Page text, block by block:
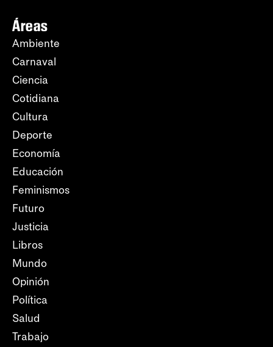
Áreas
Ambiente
Carnaval
Ciencia
Cotidiana
Cultura
Deporte
Economía
Educación
Feminismos
Futuro
Justicia
Libros
Mundo
Opinión
Política
Salud
Trabajo